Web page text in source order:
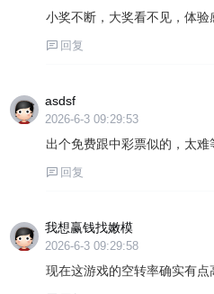
小奖不断，大奖看不见，体验
回复
asdsf
2026-6-3 09:29:53
出个免费跟中彩票似的，太难
回复
我想赢钱找嫩模
2026-6-3 09:29:58
现在这游戏的空转率确实有点